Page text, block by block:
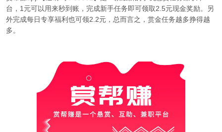
台，1元可以用来秒到账，完成新手任务即可领取2.5元现金奖励。另
外完成每日专享福利也可领2.2元，总而言之，赏金任务越多挣得越
多。